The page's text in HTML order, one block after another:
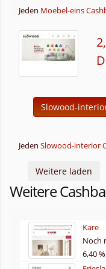
Jeden Moebel-eins
Slowood-
Jeden Slowood-interior
Weitere laden
Weitere
Kare
Noch
6,40 %